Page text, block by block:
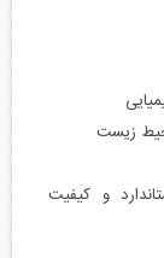
زیست
و کیفیت